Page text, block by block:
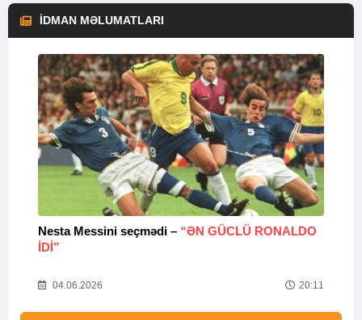
İDMAN MƏLUMATLARI
Nesta Messini seçmədi – “ƏN GÜCLÜ RONALDO
IDI”
04.06.2026 20:11